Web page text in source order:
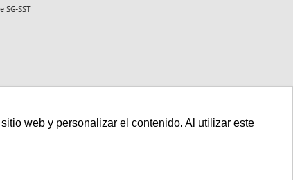
web y personalizar el contenido. Al utilizar este
SG-SST